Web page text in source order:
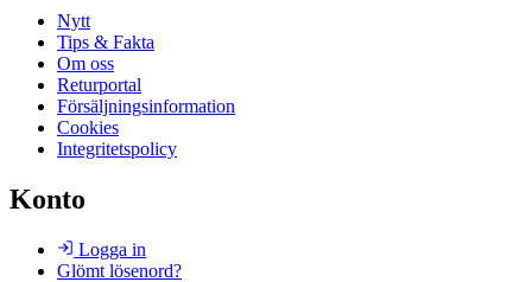
Nytt
Tips & Fakta
Om oss
Returportal
Försäljningsinformation
Cookies
Integritetspolicy
Konto
Logga in
Glömt lösenord?